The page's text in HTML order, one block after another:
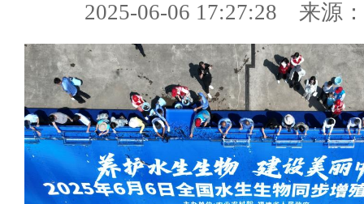
2025-06-06 17:27:28 来源